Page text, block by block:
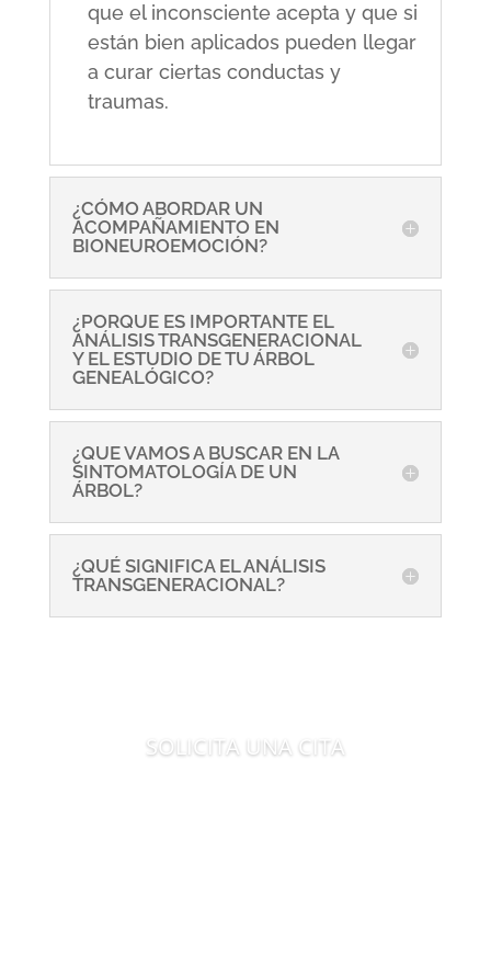
que el inconsciente acepta y que si
están bien aplicados pueden llegar
a curar ciertas conductas y
traumas.
¿CÓMO ABORDAR UN
ACOMPAÑAMIENTO EN
BIONEUROEMOCIÓN?
¿PORQUE ES IMPORTANTE EL
ANÁLISIS TRANSGENERACIONAL
Y EL ESTUDIO DE TU ÁRBOL
GENEALÓGICO?
¿QUE VAMOS A BUSCAR EN LA
SINTOMATOLOGÍA DE UN
ÁRBOL?
¿QUÉ SIGNIFICA EL ANÁLISIS
TRANSGENERACIONAL?
SOLICITA UNA CITA